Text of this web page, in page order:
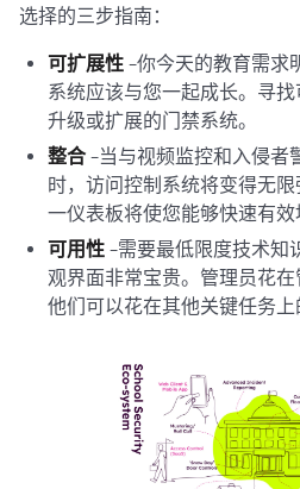
选择的三步指南：
可扩展性 -你今天的教育需求
系统应该与您一起成长。寻
升级或扩展的门禁系统。
整合 -当与视频监控和入侵者
时，访问控制系统将变得无
一仪表板将使您能够快速有效
可用性 -需要最低限度技术知
观界面非常宝贵。管理员花在
他们可以花在其他关键任务上